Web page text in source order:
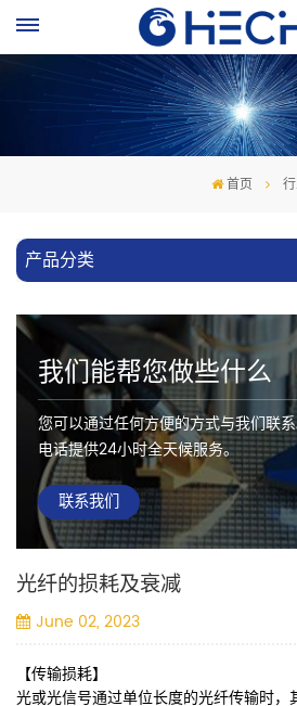
首页
产品分类
我们能帮您做些什么
您可以通过任何方便的方式与我们联
电话提供24小时全天候服务。
联系我们
光纤的损耗及衰减
June 02, 2023
【传输损耗】
光或光信号通过单位长度的光纤传输时，